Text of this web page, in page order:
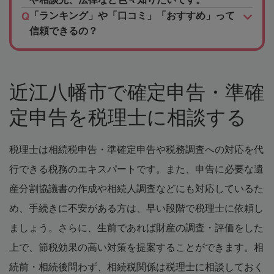
「ランキング」や「口コミ」「おすすめ」って
信頼できるの？
近江八幡市で確定申告・準確
定申告を税理士に相談する
税理士は相続税申告・準確定申告や税務調査への対応を代
行できる税務のエキスパートです。また、申告に必要な遺
産分割協議書の作成や相続人調査などにも対応しているた
め、手続きに不安がある方は、早い段階で税理士に依頼し
ましょう。さらに、生前であれば財産の調査・評価をした
上で、節税効果の高い対策を提案することができます。相
続前・相続後問わず、相続税関係は税理士に相談しておく